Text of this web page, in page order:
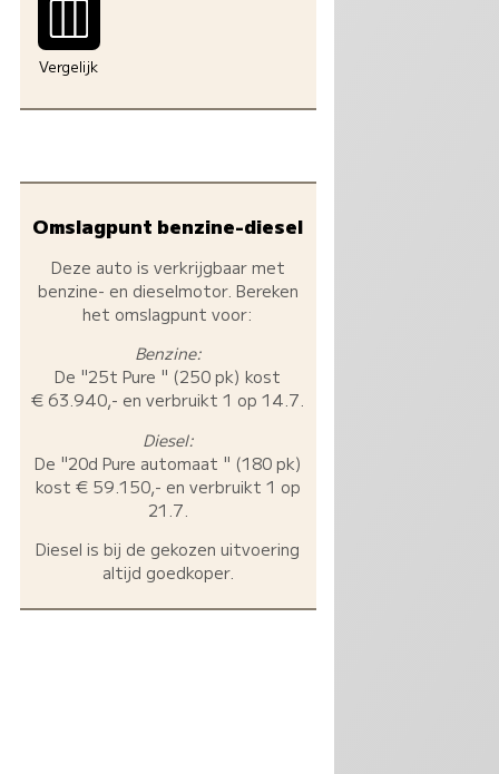
Vergelijk
Omslagpunt benzine-diesel
Deze auto is verkrijgbaar met
benzine- en dieselmotor. Bereken
het omslagpunt voor:
Benzine:
De "25t Pure " (250 pk) kost
€ 63.940,- en verbruikt 1 op 14.7.
Diesel:
De "20d Pure automaat " (180 pk)
kost € 59.150,- en verbruikt 1 op
21.7.
Diesel is bij de gekozen uitvoering
altijd goedkoper.